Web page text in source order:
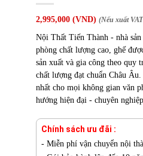
2,995,000(VND) (Nếu xuất
Nội Thất Tiến Thành - nhà
phòng chất lượng cao, ghế
sản xuất và gia công theo quy
chất lượng đạt chuẩn Châu
nhất cho mọi không gian văn
hướng hiện đại - chuyên
Chính sách ưu đãi :
- Miễn phí vận chuyển nội